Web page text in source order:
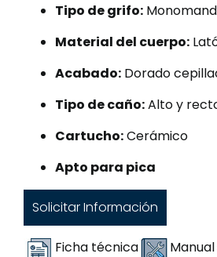
Tipo de grifo:
Material del cuerpo:
Acabado: Dorado
Tipo de caño:Alto y
Cartucho:Cerámico
Apto para pica
Solicitar Información
Ficha técnica